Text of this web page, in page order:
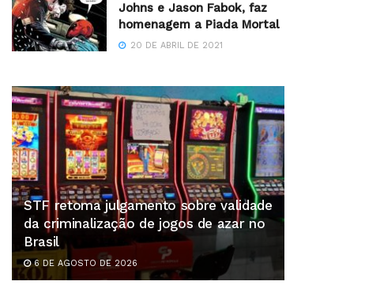
Johns e Jason Fabok, faz
homenagem a Piada Mortal
20 DE ABRIL DE 2021
STF retoma julgamento sobre validade
da criminalização de jogos de azar no
Brasil
6 DE AGOSTO DE 2026